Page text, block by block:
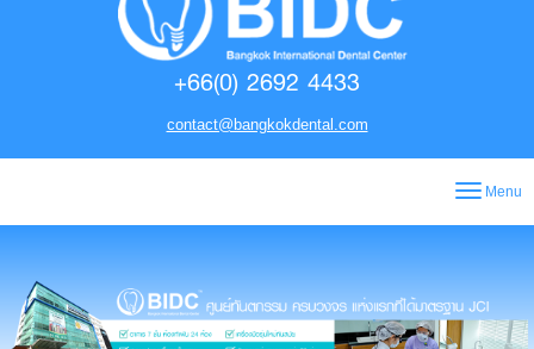
+66(0) 2692 4433
contact@bangkokdental.com
Menu